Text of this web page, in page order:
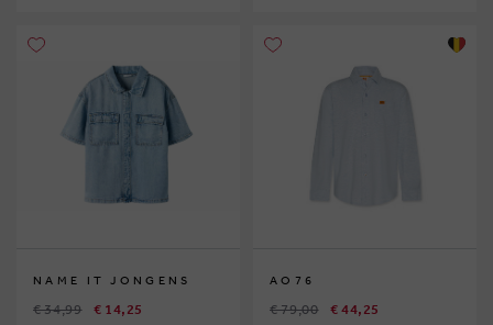
NAME IT JONGENS
€ 34,99 € 14,25
AO76
€ 79,00 € 44,25